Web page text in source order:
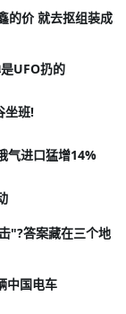
的价 就去抠组装成
UFO扔的
坐班!
气进口猛增14%
"?答案藏在三个地
中国电车